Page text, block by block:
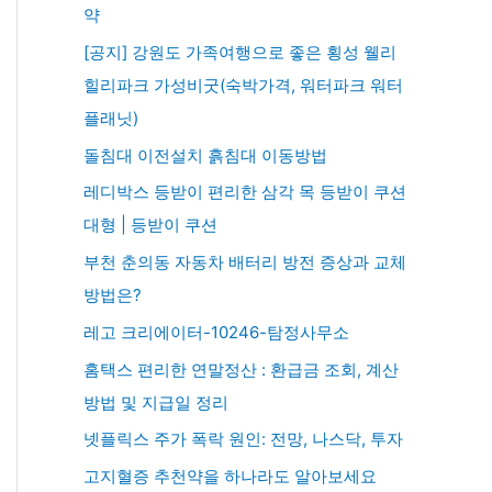
약
[공지] 강원도 가족여행으로 좋은 횡성 웰리
힐리파크 가성비굿(숙박가격, 워터파크 워터
플래닛)
돌침대 이전설치 흙침대 이동방법
레디박스 등받이 편리한 삼각 목 등받이 쿠션
대형 | 등받이 쿠션
부천 춘의동 자동차 배터리 방전 증상과 교체
방법은?
레고 크리에이터-10246-탐정사무소
홈택스 편리한 연말정산 : 환급금 조회, 계산
방법 및 지급일 정리
넷플릭스 주가 폭락 원인: 전망, 나스닥, 투자
고지혈증 추천약을 하나라도 알아보세요